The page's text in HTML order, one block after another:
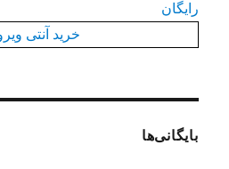
رایگان
خرید آنتی
بایگانی‌ها